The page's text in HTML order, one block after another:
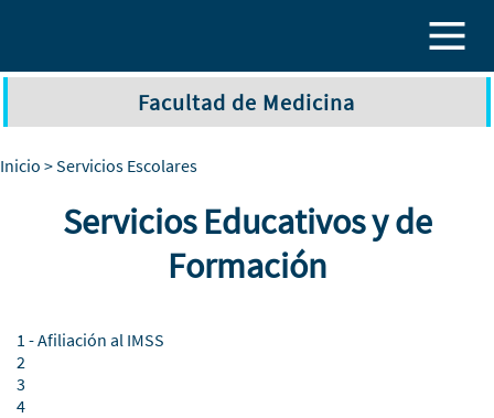
Facultad de Medicina
Inicio > Servicios Escolares
Servicios Educativos y de
Formación
1 -Afiliación al IMSS
2
3
4